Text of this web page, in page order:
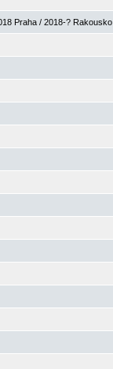
Praha / 2018-? Rakousko